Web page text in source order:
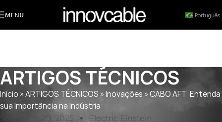
MENU Português
ARTIGOS TÉCNICOS
Início »ARTIGOS TÉCNICOS »Inovações »CABO AFT: Entenda
sua Importância na Indústria
Setembro 20, 2025 Electric Einstein